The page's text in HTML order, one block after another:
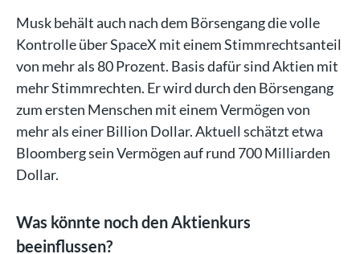
Musk behält auch nach dem Börsengang die volle
Kontrolle über SpaceX mit einem Stimmrechtsanteil
von mehr als 80 Prozent. Basis dafür sind Aktien mit
mehr Stimmrechten. Er wird durch den Börsengang
zum ersten Menschen mit einem Vermögen von
mehr als einer Billion Dollar. Aktuell schätzt etwa
Bloomberg sein Vermögen auf rund 700 Milliarden
Dollar.
Was könnte noch den Aktienkurs
beeinflussen?